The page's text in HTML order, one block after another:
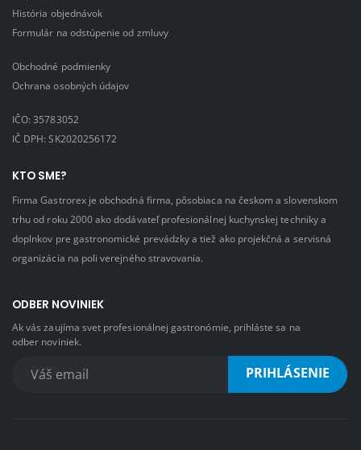
História objednávok
Formulár na odstúpenie od zmluvy
Obchodné podmienky
Ochrana osobných údajov
IČO: 35783052
IČ DPH: SK2020256172
KTO SME?
Firma Gastrorex je obchodná firma, pôsobiaca na českom a slovenskom
trhu od roku 2000 ako dodávateľ profesionálnej kuchynskej techniky a
doplnkov pre gastronomické prevádzky a tiež ako projekčná a servisná
organizácia na poli verejného stravovania.
ODBER NOVINIEK
Ak vás zaujíma svet profesionálnej gastronómie, prihláste sa na
odber noviniek.